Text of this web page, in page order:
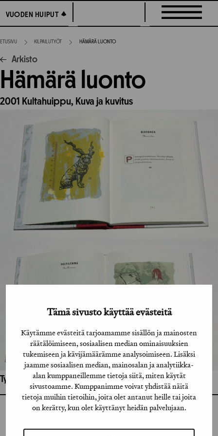
Tämä sivusto käyttää evästeitä
Käytämme evästeitä tarjoamamme sisällön ja mainosten
räätälöimiseen, sosiaalisen median ominaisuuksien
tukemiseen ja kävijämäärämme analysoimiseen. Lisäksi
jaamme sosiaalisen median, mainosalan ja analytiikka-
alan kumppaneillemme tietoja siitä, miten käytät
sivustoamme. Kumppanimme voivat yhdistää näitä
tietoja muihin tietoihin, joita olet antanut heille tai joita
on kerätty, kun olet käyttänyt heidän palvelujaan.
suoraan
sisältöön
VUODEN HUIPUT
VUODEN HUIPUT
ETUSIVU KILPAILUTYÖT HÄMÄRÄ LUONTO
Arkisto
Hämärä luonto
2001 Kultahuippu, Kuva ja kuvitus
Työhön osallistuneet henkilöt / tahot:
GRAFIA RY
00120 HELSINKI